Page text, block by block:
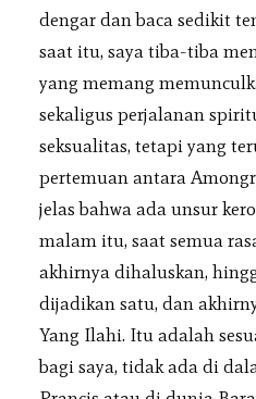
dengar dan baca sedikit
saat itu, saya tiba-tiba
yang memang
sekaligus perjalanan
seksualitas, tetapi yang
pertemuan antara
jelas bahwa ada unsur
malam itu, saat semua
akhirnya dihaluskan,
dijadikan satu, dan
Yang Ilahi. Itu adalah
bagi saya, tidak ada di